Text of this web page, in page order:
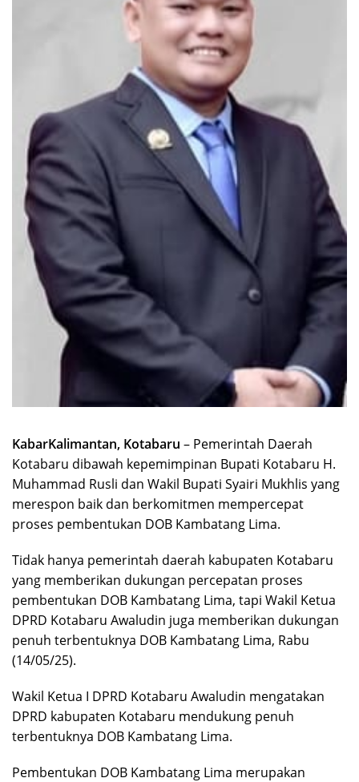
KabarKalimantan, Kotabaru – Pemerintah Daerah
Kotabaru dibawah kepemimpinan Bupati Kotabaru H.
Muhammad Rusli dan Wakil Bupati Syairi Mukhlis yang
merespon baik dan berkomitmen mempercepat
proses pembentukan DOB Kambatang Lima.
Tidak hanya pemerintah daerah kabupaten Kotabaru
yang memberikan dukungan percepatan proses
pembentukan DOB Kambatang Lima, tapi Wakil Ketua
DPRD Kotabaru Awaludin juga memberikan dukungan
penuh terbentuknya DOB Kambatang Lima, Rabu
(14/05/25).
Wakil Ketua I DPRD Kotabaru Awaludin mengatakan
DPRD kabupaten Kotabaru mendukung penuh
terbentuknya DOB Kambatang Lima.
Pembentukan DOB Kambatang Lima merupakan